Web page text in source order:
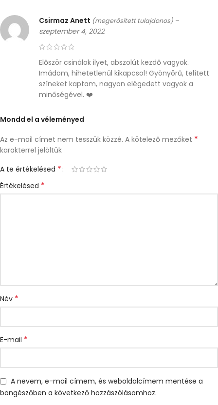
Csirmaz Anett (megerősített tulajdonos) –
szeptember 4, 2022
Először csinálok ilyet, abszolút kezdő vagyok.
Imádom, hihetetlenül kikapcsol! Gyönyörű, telített
színeket kaptam, nagyon elégedett vagyok a
minőségével. ❤️
Mondd el a véleményed
Az e-mail címet nem tesszük közzé. A kötelező mezőket *
karakterrel jelöltük
A te értékelésed *
Értékelésed *
Név *
E-mail *
A nevem, e-mail címem, és weboldalcímem mentése a
böngészőben a következő hozzászólásomhoz.